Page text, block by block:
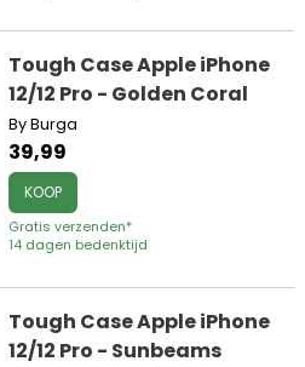
Tough Case Apple iPhone
12/12 Pro - Golden Coral
By Burga
39,99
KOOP
Gratis verzenden*
14 dagen bedenktijd
Tough Case Apple iPhone
12/12 Pro - Sunbeams